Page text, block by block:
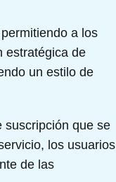
a los
estratégica de
un estilo de
suscripción que se
los usuarios
de las